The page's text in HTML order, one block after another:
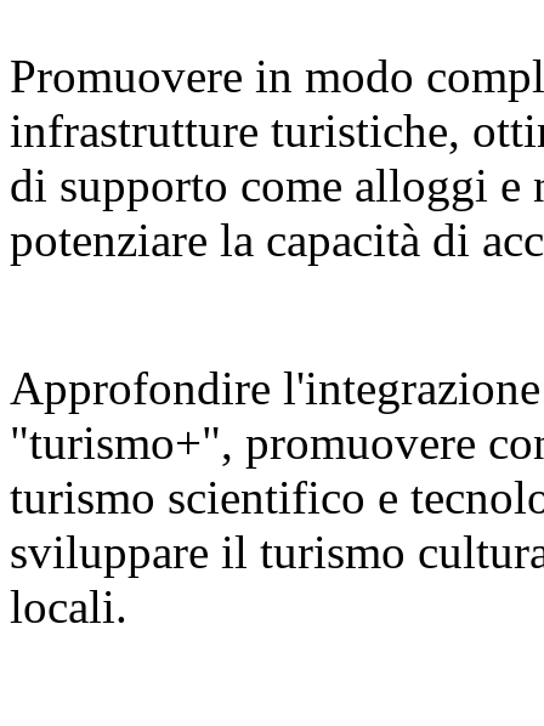
Promuovere in modo
infrastrutture turistiche,
di supporto come alloggi e
potenziare la capacità di
Approfondire
"turismo+", promuovere
turismo scientifico e
sviluppare il turismo
locali.